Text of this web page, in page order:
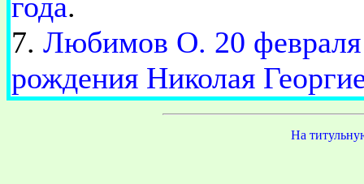
7. Любимов О. 20 февраля
рождения Николая
На